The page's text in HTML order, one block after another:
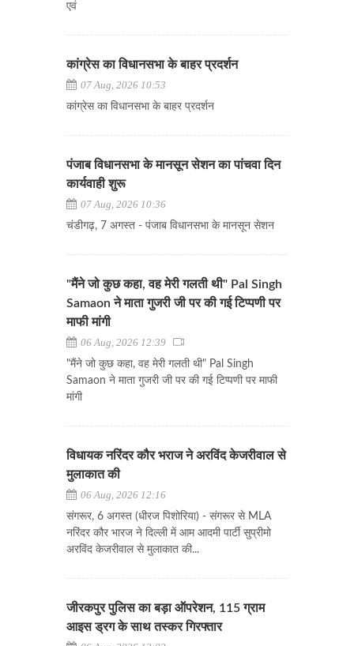
एवं
कांग्रेस का विधानसभा के बाहर प्रदर्शन
07 Aug, 2026 10:53
कांग्रेस का विधानसभा के बाहर प्रदर्शन
पंजाब विधानसभा के मानसून सेशन का पांचवा दिन
कार्यवाही शुरू
07 Aug, 2026 10:36
चंडीगढ़, 7 अगस्त - पंजाब विधानसभा के मानसून सेशन
"मैंने जो कुछ कहा, वह मेरी गलती थी" Pal Singh
Samaon ने माता गुजरी जी पर की गई टिप्पणी पर
माफी मांगी
06 Aug, 2026 12:39
"मैंने जो कुछ कहा, वह मेरी गलती थी" Pal Singh
Samaon ने माता गुजरी जी पर की गई टिप्पणी पर माफी
मांगी
विधायक नरिंदर कौर भराज ने अरविंद केजरीवाल से
मुलाकात की
06 Aug, 2026 12:16
संगरूर, 6 अगस्त (धीरज पिशोरिया) - संगरूर से MLA
नरिंदर कौर भारज ने दिल्ली में आम आदमी पार्टी सुप्रीमो
अरविंद केजरीवाल से मुलाकात की...
जीरकपुर पुलिस का बड़ा ऑपरेशन, 115 ग्राम
आइस ड्रग के साथ तस्कर गिरफ्तार